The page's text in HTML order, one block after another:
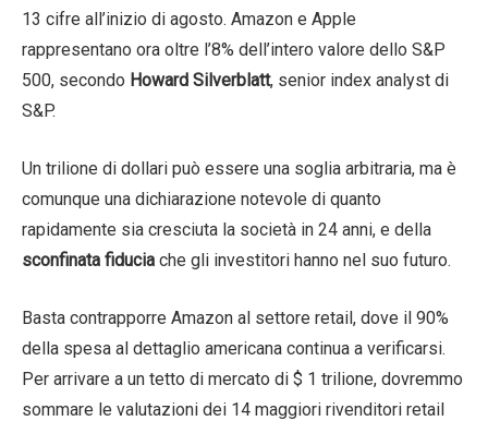
13 cifre all’inizio di agosto. Amazon e Apple
rappresentano ora oltre l’8% dell’intero valore dello S&P
500, secondo Howard Silverblatt, senior index analyst di
S&P.
Un trilione di dollari può essere una soglia arbitraria, ma è
comunque una dichiarazione notevole di quanto
rapidamente sia cresciuta la società in 24 anni, e della
sconfinata fiducia che gli investitori hanno nel suo futuro.
Basta contrapporre Amazon al settore retail, dove il 90%
della spesa al dettaglio americana continua a verificarsi.
Per arrivare a un tetto di mercato di $ 1 trilione, dovremmo
sommare le valutazioni dei 14 maggiori rivenditori retail